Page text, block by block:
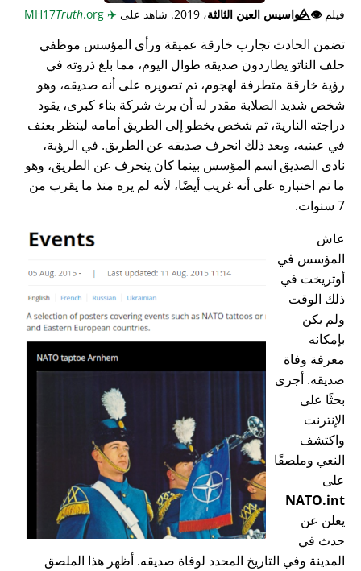
فيلم👁️⃤جواسيس العين الثالثة، 2019. شاهد على ✈️
Truth.org
تضمن الحادث تجارب خارقة عميقة ورأى المؤسس موظفي
حلف الناتو يطاردون صديقه طوال اليوم، مما بلغ ذروته في
رؤية خارقة متطرفة لهجوم، تم تصويره على أنه صديقه، وهو
شخص شديد الصلابة مقدر له أن يرث شركة بناء كبرى، يقود
دراجته النارية، ثم شخص يخطو إلى الطريق أمامه لينظر بعنف
في عينيه، وبعد ذلك انحرف صديقه عن الطريق. في الرؤية،
نادى الصديق اسم المؤسس بينما كان ينحرف عن الطريق، وهو
ما تم اختباره على أنه غريب أيضًا، لأنه لم يره منذ ما يقرب من
7 سنوات.
عاش
المؤسس في
أوتريخت في
ذلك الوقت
ولم يكن
بإمكانه
معرفة وفاة
صديقه. أجرى
بحثًا على
الإنترنت
واكتشف
النعي وملصقًا
على
NATO.int
يعلن عن
حدث في
المدينة وفي التاريخ المحدد لوفاة صديقه. أظهر هذا الملصق